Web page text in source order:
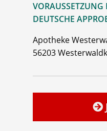
DEUTSCHE
Apotheke
56203